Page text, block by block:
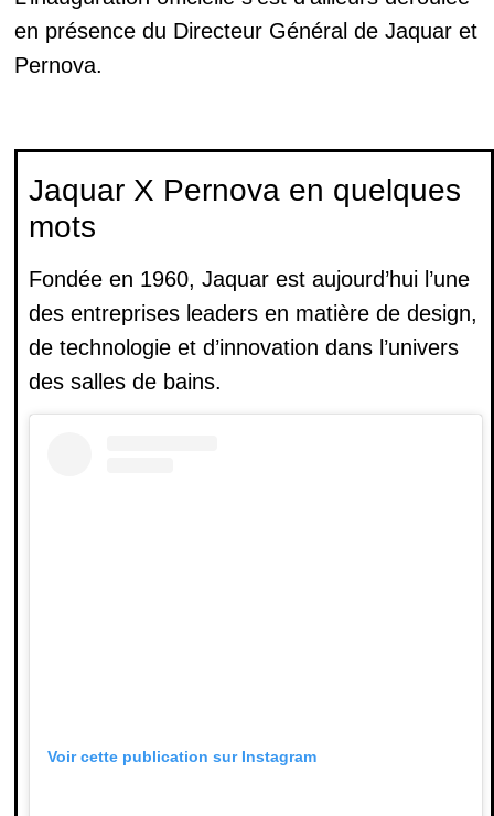
en présence du Directeur Général de Jaquar et
Pernova.
Jaquar X Pernova en quelques
mots
Fondée en 1960, Jaquar est aujourd’hui l’une
des entreprises leaders en matière de design,
de technologie et d’innovation dans l’univers
des salles de bains.
Voir cette publication sur Instagram